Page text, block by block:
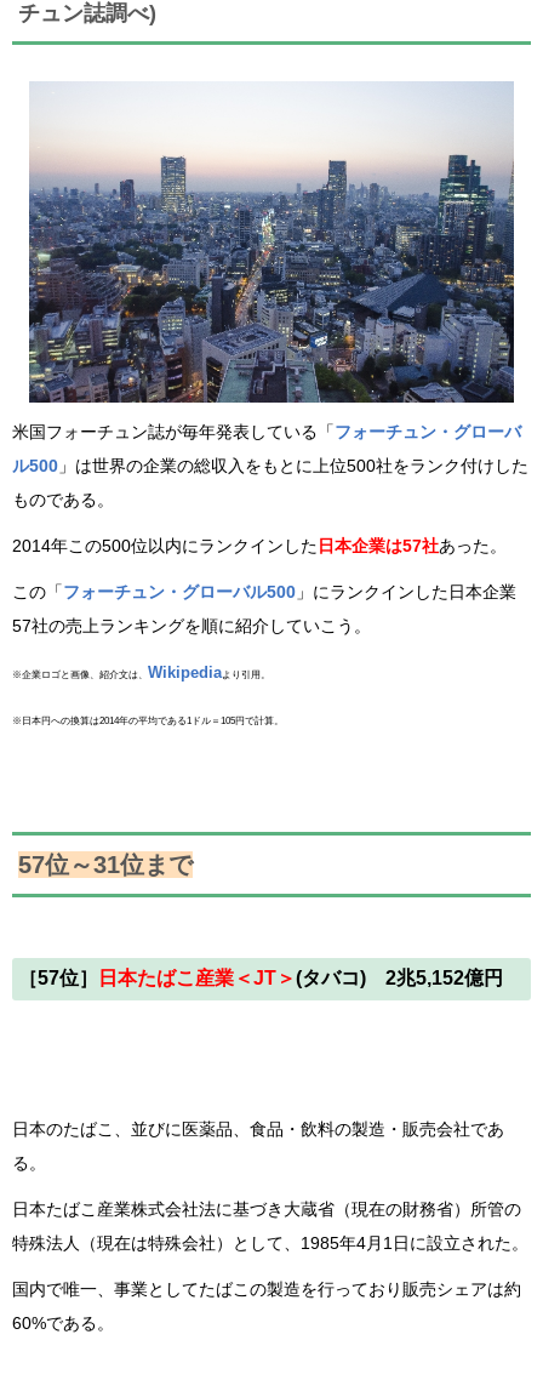
チュン誌調べ)
米国フォーチュン誌が毎年発表している「フォーチュン・グローバ
ル500 」は世界の企業の総収入をもとに上位500社をランク付けした
ものである。
2014年この500位以内にランクインした 日本企業は57社あった。
この「フォーチュン・グローバル500 」にランクインした日本企業
57社の売上ランキングを順に紹介していこう。
※企業ロゴと画像、紹介文は、 Wikipediaより引用。
※日本円への換算は2014年の平均である1ドル＝105円で計算。
57位～31位まで
［57位］ 日本たばこ産業＜JT＞(タバコ) 2兆5,152億円
日本のたばこ、並びに医薬品、食品・飲料の製造・販売会社であ
る。
日本たばこ産業株式会社法に基づき大蔵省（現在の財務省）所管の
特殊法人（現在は特殊会社）として、1985年4月1日に設立された。
国内で唯一、事業としてたばこの製造を行っており販売シェアは約
60%である。